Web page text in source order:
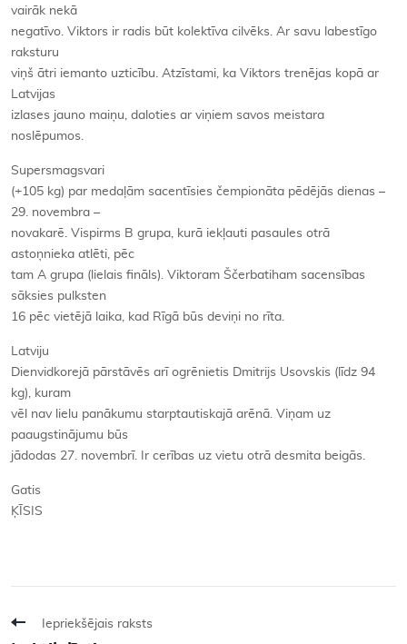
vairāk nekā
negatīvo. Viktors ir radis būt kolektīva cilvēks. Ar savu labestīgo
raksturu
viņš ātri iemanto uzticību. Atzīstami, ka Viktors trenējas kopā ar
Latvijas
izlases jauno maiņu, daloties ar viņiem savos meistara
noslēpumos.
Supersmagsvari
(+105 kg) par medaļām sacentīsies čempionāta pēdējās dienas –
29. novembra –
novakarē. Vispirms B grupa, kurā iekļauti pasaules otrā
astoņnieka atlēti, pēc
tam A grupa (lielais fināls). Viktoram Ščerbatiham sacensības
sāksies pulksten
16 pēc vietējā laika, kad Rīgā būs deviņi no rīta.
Latviju
Dienvidkorejā pārstāvēs arī ogrēnietis Dmitrijs Usovskis (līdz 94
kg), kuram
vēl nav lielu panākumu starptautiskajā arēnā. Viņam uz
paaugstinājumu būs
jādodas 27. novembrī. Ir cerības uz vietu otrā desmita beigās.
Gatis
ĶĪSIS
Iepriekšējais raksts